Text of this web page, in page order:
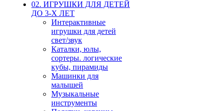
02. ИГРУШКИ ДЛЯ ДЕТЕЙ
ДО 3-Х ЛЕТ
Интерактивные
игрушки для детей
свет/звук
Каталки, юлы,
сортеры. логические
кубы, пирамиды
Машинки для
малышей
Музыкальные
инструменты